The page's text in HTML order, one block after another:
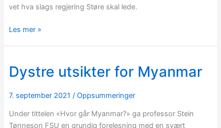
vet hva slags regjering Støre skal lede.
Les mer »
Dystre utsikter for Myanmar
7. september 2021 / Oppsummeringer
Under tittelen «Hvor går Myanmar?» ga professor Stein
Tønneson FSU en grundig forelesning med en svært
Dystre
utsikter
for